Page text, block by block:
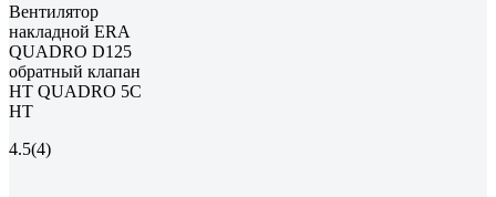
Вентилятор
накладной ERA
QUADRO D125
обратный клапан
HT QUADRO 5C
HT
4.5(4)